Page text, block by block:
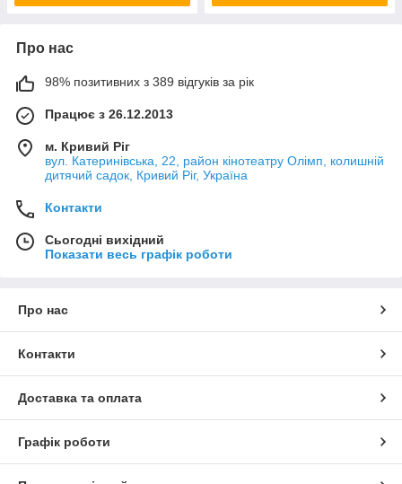
Про нас
98% позитивних з 389 відгуків за рік
Працює з 26.12.2013
м. Кривий Ріг
вул. Катеринівська, 22, район кінотеатру Олімп, колишній
дитячий садок, Кривий Ріг, Україна
Контакти
Сьогодні вихідний
Показати весь графік роботи
Про нас
Контакти
Доставка та оплата
Графік роботи